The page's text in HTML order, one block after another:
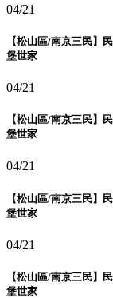
04/21
【松山區/南京三民】
堡世家
04/21
【松山區/南京三民】
堡世家
04/21
【松山區/南京三民】
堡世家
04/21
【松山區/南京三民】
堡世家